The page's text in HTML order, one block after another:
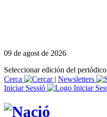
09 de agost de 2026
Seleccionar edición del periódico
Cerca
| Newsletters
Iniciar Sessió